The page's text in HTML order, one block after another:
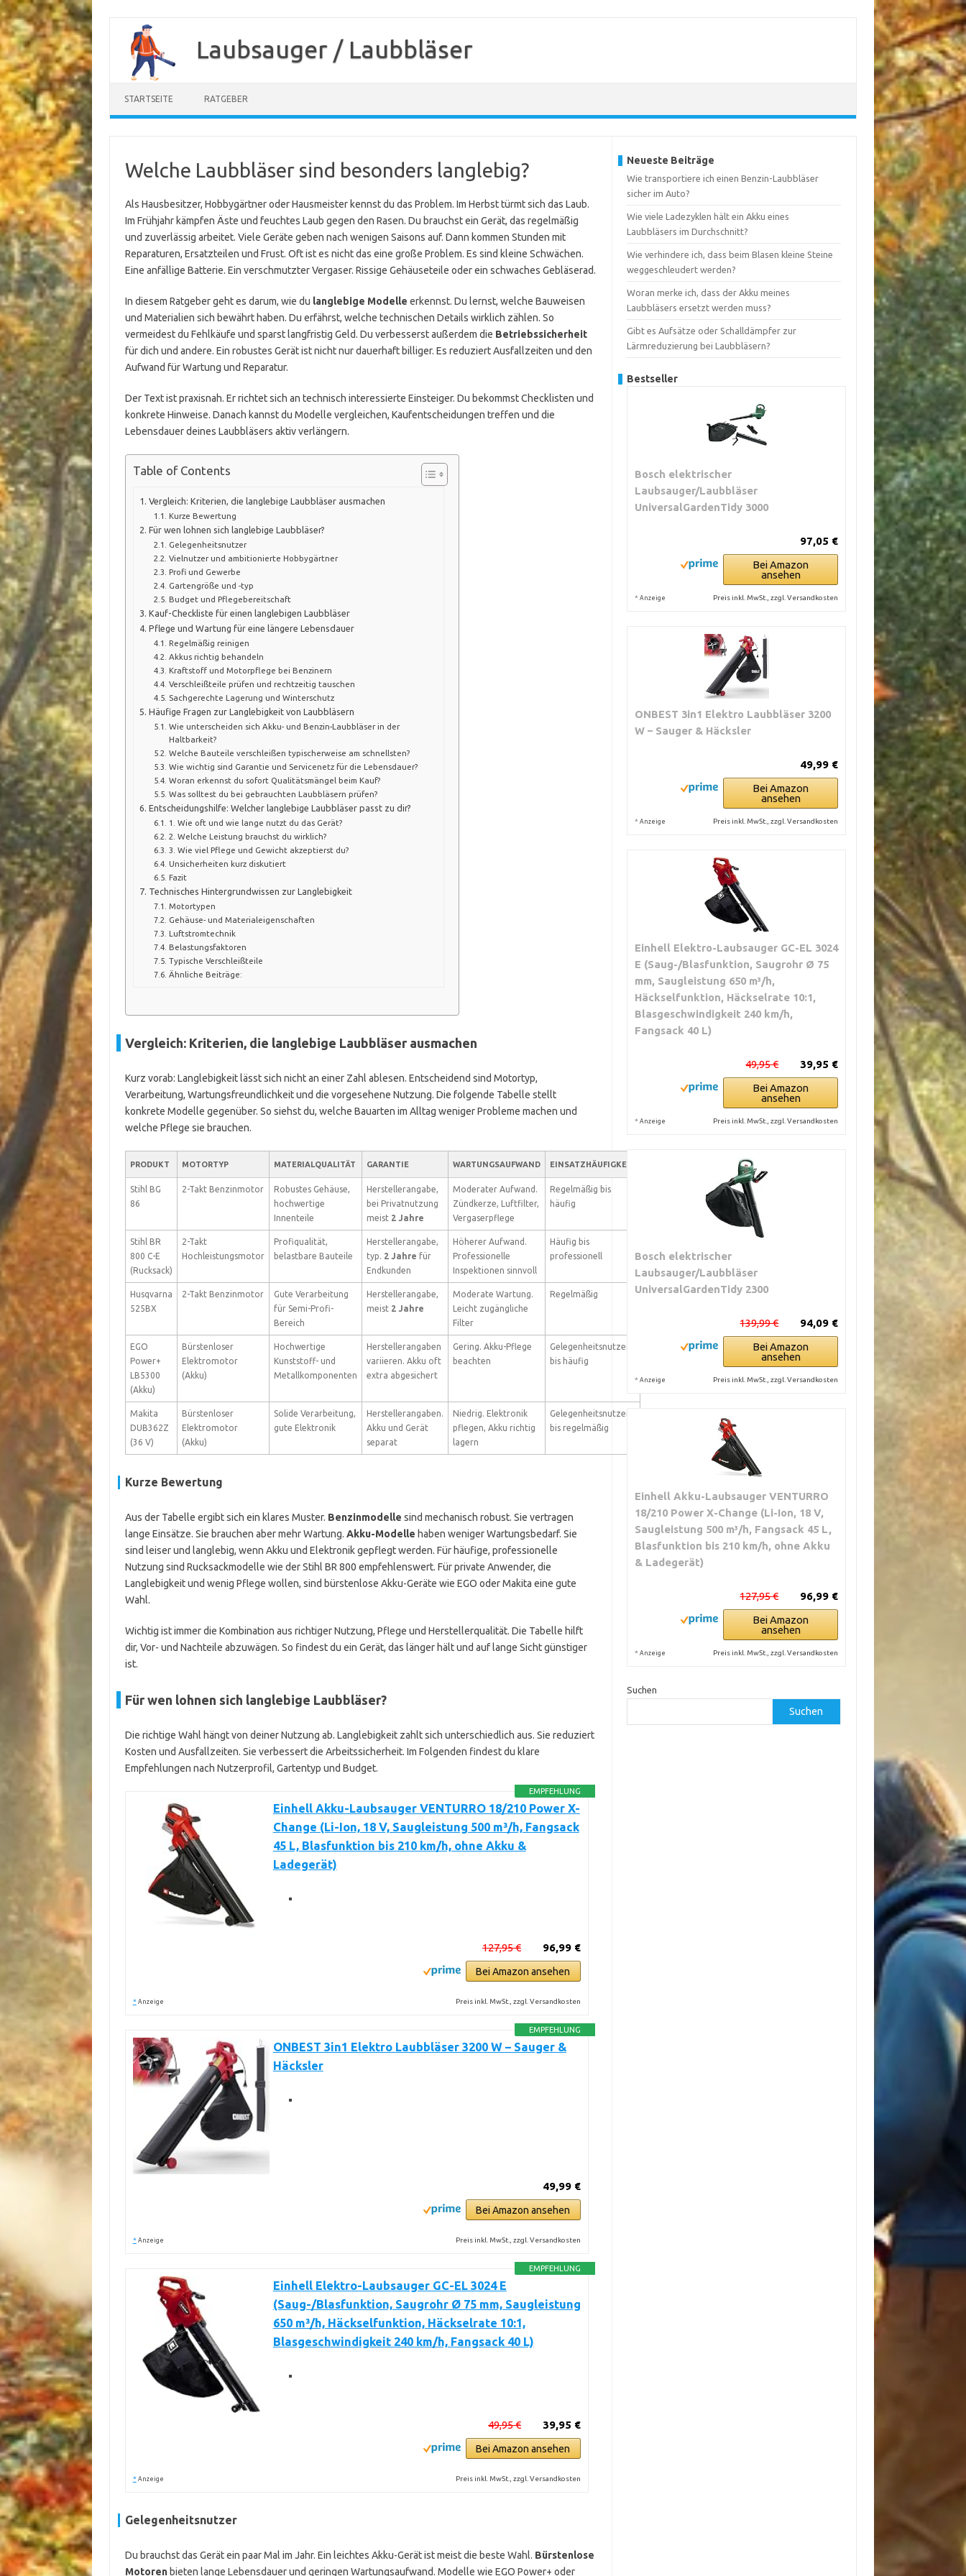
springen
Laubsauger / Laubbläser
STARTSEITE RATGEBER
Welche Laubbläser sind besonders langlebig?
Als Hausbesitzer, Hobbygärtner oder Hausmeister kennst du das Problem. Im Herbst türmt sich das Laub.
Im Frühjahr kämpfen Äste und feuchtes Laub gegen den Rasen. Du brauchst ein Gerät, das regelmäßig
und zuverlässig arbeitet. Viele Geräte geben nach wenigen Saisons auf. Dann kommen Stunden mit
Reparaturen, Ersatzteilen und Frust. Oft ist es nicht das eine große Problem. Es sind kleine Schwächen.
Eine anfällige Batterie. Ein verschmutzter Vergaser. Rissige Gehäuseteile oder ein schwaches Gebläserad.
In diesem Ratgeber geht es darum, wie du langlebige Modelle erkennst. Du lernst, welche Bauweisen
und Materialien sich bewährt haben. Du erfährst, welche technischen Details wirklich zählen. So
vermeidest du Fehlkäufe und sparst langfristig Geld. Du verbesserst außerdem die Betriebssicherheit
für dich und andere. Ein robustes Gerät ist nicht nur dauerhaft billiger. Es reduziert Ausfallzeiten und den
Aufwand für Wartung und Reparatur.
Der Text ist praxisnah. Er richtet sich an technisch interessierte Einsteiger. Du bekommst Checklisten und
konkrete Hinweise. Danach kannst du Modelle vergleichen, Kaufentscheidungen treffen und die
Lebensdauer deines Laubbläsers aktiv verlängern.
Table of Contents
Vergleich: Kriterien, die langlebige Laubbläser ausmachen
Kurze Bewertung
Für wen lohnen sich langlebige Laubbläser?
Gelegenheitsnutzer
Vielnutzer und ambitionierte Hobbygärtner
Profi und Gewerbe
Gartengröße und -typ
Budget und Pflegebereitschaft
Kauf-Checkliste für einen langlebigen Laubbläser
Pflege und Wartung für eine längere Lebensdauer
Regelmäßig reinigen
Akkus richtig behandeln
Kraftstoff und Motorpflege bei Benzinern
Verschleißteile prüfen und rechtzeitig tauschen
Sachgerechte Lagerung und Winterschutz
Häufige Fragen zur Langlebigkeit von Laubbläsern
Wie unterscheiden sich Akku- und Benzin-Laubbläser in der
Haltbarkeit?
Welche Bauteile verschleißen typischerweise am schnellsten?
Wie wichtig sind Garantie und Servicenetz für die Lebensdauer?
Woran erkennst du sofort Qualitätsmängel beim Kauf?
Was solltest du bei gebrauchten Laubbläsern prüfen?
Entscheidungshilfe: Welcher langlebige Laubbläser passt zu dir?
1. Wie oft und wie lange nutzt du das Gerät?
2. Welche Leistung brauchst du wirklich?
3. Wie viel Pflege und Gewicht akzeptierst du?
Unsicherheiten kurz diskutiert
Fazit
Technisches Hintergrundwissen zur Langlebigkeit
Motortypen
Gehäuse- und Materialeigenschaften
Luftstromtechnik
Belastungsfaktoren
Typische Verschleißteile
Ähnliche Beiträge:
Vergleich: Kriterien, die langlebige Laubbläser ausmachen
Kurz vorab: Langlebigkeit lässt sich nicht an einer Zahl ablesen. Entscheidend sind Motortyp,
Verarbeitung, Wartungsfreundlichkeit und die vorgesehene Nutzung. Die folgende Tabelle stellt
konkrete Modelle gegenüber. So siehst du, welche Bauarten im Alltag weniger Probleme machen und
welche Pflege sie brauchen.
PRODUKT MOTORTYP MATERIALQUALITÄT GARANTIE WARTUNGSAUFWAND EINSATZHÄUFIGKEIT
Stihl BG
86
2-Takt Benzinmotor
Robustes Gehäuse,
hochwertige
Innenteile
Herstellerangabe,
bei Privatnutzung
meist 2 Jahre
Moderater Aufwand.
Zündkerze, Luftfilter,
Vergaserpflege
Regelmäßig bis
häufig
Stihl BR
800 C-E
(Rucksack)
2-Takt
Hochleistungsmotor
Profiqualität,
belastbare Bauteile
Herstellerangabe,
typ. 2 Jahre für
Endkunden
Höherer Aufwand.
Professionelle
Inspektionen sinnvoll
Häufig bis
professionell
Husqvarna
525BX
2-Takt Benzinmotor
Gute Verarbeitung
für Semi-Profi-
Bereich
Herstellerangabe,
meist 2 Jahre
Moderate Wartung.
Leicht zugängliche
Filter
Regelmäßig
EGO
Power+
LB5300
(Akku)
Bürstenloser
Elektromotor
(Akku)
Hochwertige
Kunststoff- und
Metallkomponenten
Herstellerangaben
variieren. Akku oft
extra abgesichert
Gering. Akku-Pflege
beachten
Gelegenheitsnutzer
bis häufig
Makita
DUB362Z
(36 V)
Bürstenloser
Elektromotor
(Akku)
Solide Verarbeitung,
gute Elektronik
Herstellerangaben.
Akku und Gerät
separat
Niedrig. Elektronik
pflegen, Akku richtig
lagern
Gelegenheitsnutzer
bis regelmäßig
Kurze Bewertung
Aus der Tabelle ergibt sich ein klares Muster. Benzinmodelle sind mechanisch robust. Sie vertragen
lange Einsätze. Sie brauchen aber mehr Wartung. Akku-Modelle haben weniger Wartungsbedarf. Sie
sind leiser und langlebig, wenn Akku und Elektronik gepflegt werden. Für häufige, professionelle
Nutzung sind Rucksackmodelle wie der Stihl BR 800 empfehlenswert. Für private Anwender, die
Langlebigkeit und wenig Pflege wollen, sind bürstenlose Akku-Geräte wie EGO oder Makita eine gute
Wahl.
Wichtig ist immer die Kombination aus richtiger Nutzung, Pflege und Herstellerqualität. Die Tabelle hilft
dir, Vor- und Nachteile abzuwägen. So findest du ein Gerät, das länger hält und auf lange Sicht günstiger
ist.
Für wen lohnen sich langlebige Laubbläser?
Die richtige Wahl hängt von deiner Nutzung ab. Langlebigkeit zahlt sich unterschiedlich aus. Sie reduziert
Kosten und Ausfallzeiten. Sie verbessert die Arbeitssicherheit. Im Folgenden findest du klare
Empfehlungen nach Nutzerprofil, Gartentyp und Budget.
EMPFEHLUNG
Einhell Akku-Laubsauger VENTURRO 18/210 Power X-
Change (Li-Ion, 18 V, Saugleistung 500 m³/h, Fangsack
45 L, Blasfunktion bis 210 km/h, ohne Akku &
Ladegerät)
96,99 €
127,95 €
Bei Amazon ansehen
* Anzeige Preis inkl. MwSt., zzgl. Versandkosten
EMPFEHLUNG
ONBEST 3in1 Elektro Laubbläser 3200 W – Sauger &
Häcksler
49,99 €
Bei Amazon ansehen
* Anzeige Preis inkl. MwSt., zzgl. Versandkosten
EMPFEHLUNG
Einhell Elektro-Laubsauger GC-EL 3024 E
(Saug-/Blasfunktion, Saugrohr Ø 75 mm, Saugleistung
650 m³/h, Häckselfunktion, Häckselrate 10:1,
Blasgeschwindigkeit 240 km/h, Fangsack 40 L)
39,95 €
49,95 €
Bei Amazon ansehen
* Anzeige Preis inkl. MwSt., zzgl. Versandkosten
Gelegenheitsnutzer
Du brauchst das Gerät ein paar Mal im Jahr. Ein leichtes Akku-Gerät ist meist die beste Wahl. Bürstenlose
Motorenbieten lange Lebensdauer und geringen Wartungsaufwand. Modelle wie EGO Power+ oder
Neueste Beiträge
Wie transportiere ich einen Benzin-Laubbläser
sicher im Auto?
Wie viele Ladezyklen hält ein Akku eines
Laubbläsers im Durchschnitt?
Wie verhindere ich, dass beim Blasen kleine Steine
weggeschleudert werden?
Woran merke ich, dass der Akku meines
Laubbläsers ersetzt werden muss?
Gibt es Aufsätze oder Schalldämpfer zur
Lärmreduzierung bei Laubbläsern?
Bestseller
Bosch elektrischer
Laubsauger/Laubbläser
UniversalGardenTidy 3000
97,05 €
Bei Amazon
ansehen
* Anzeige Preis inkl. MwSt., zzgl. Versandkosten
ONBEST 3in1 Elektro Laubbläser 3200
W – Sauger & Häcksler
49,99 €
Bei Amazon
ansehen
* Anzeige Preis inkl. MwSt., zzgl. Versandkosten
Einhell Elektro-Laubsauger GC-EL 3024
E (Saug-/Blasfunktion, Saugrohr Ø 75
mm, Saugleistung 650 m³/h,
Häckselfunktion, Häckselrate 10:1,
Blasgeschwindigkeit 240 km/h,
Fangsack 40 L)
39,95 €
49,95 €
Bei Amazon
ansehen
* Anzeige Preis inkl. MwSt., zzgl. Versandkosten
Bosch elektrischer
Laubsauger/Laubbläser
UniversalGardenTidy 2300
94,09 €
139,99 €
Bei Amazon
ansehen
* Anzeige Preis inkl. MwSt., zzgl. Versandkosten
Einhell Akku-Laubsauger VENTURRO
18/210 Power X-Change (Li-Ion, 18 V,
Saugleistung 500 m³/h, Fangsack 45 L,
Blasfunktion bis 210 km/h, ohne Akku
& Ladegerät)
96,99 €
127,95 €
Bei Amazon
ansehen
* Anzeige Preis inkl. MwSt., zzgl. Versandkosten
Suchen
Suchen